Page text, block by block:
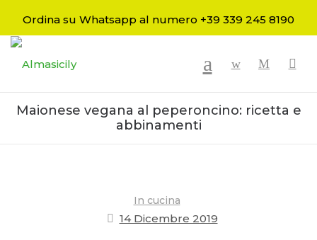
Ordina su Whatsapp al numero +39 339 245 8190
Maionese vegana al peperoncino: ricetta e
abbinamenti
In cucina
14 Dicembre 2019